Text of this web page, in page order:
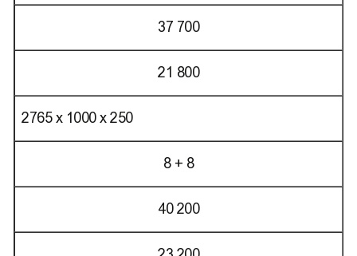
37 700
21 800
2765 х 1000 х 250
8 + 8
40 200